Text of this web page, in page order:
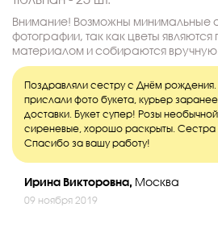
Внимание! Возможны минимальные
фотографии, так как цветы
материалом и собираются
Поздравляли сестру с Днём
прислали фото букета, курьер
доставки. Букет супер! Розы
сиреневые, хорошо раскрыты. Сестра
Спасибо за вашу работу!
Ирина Викторовна, Москва
09 ноября 2019